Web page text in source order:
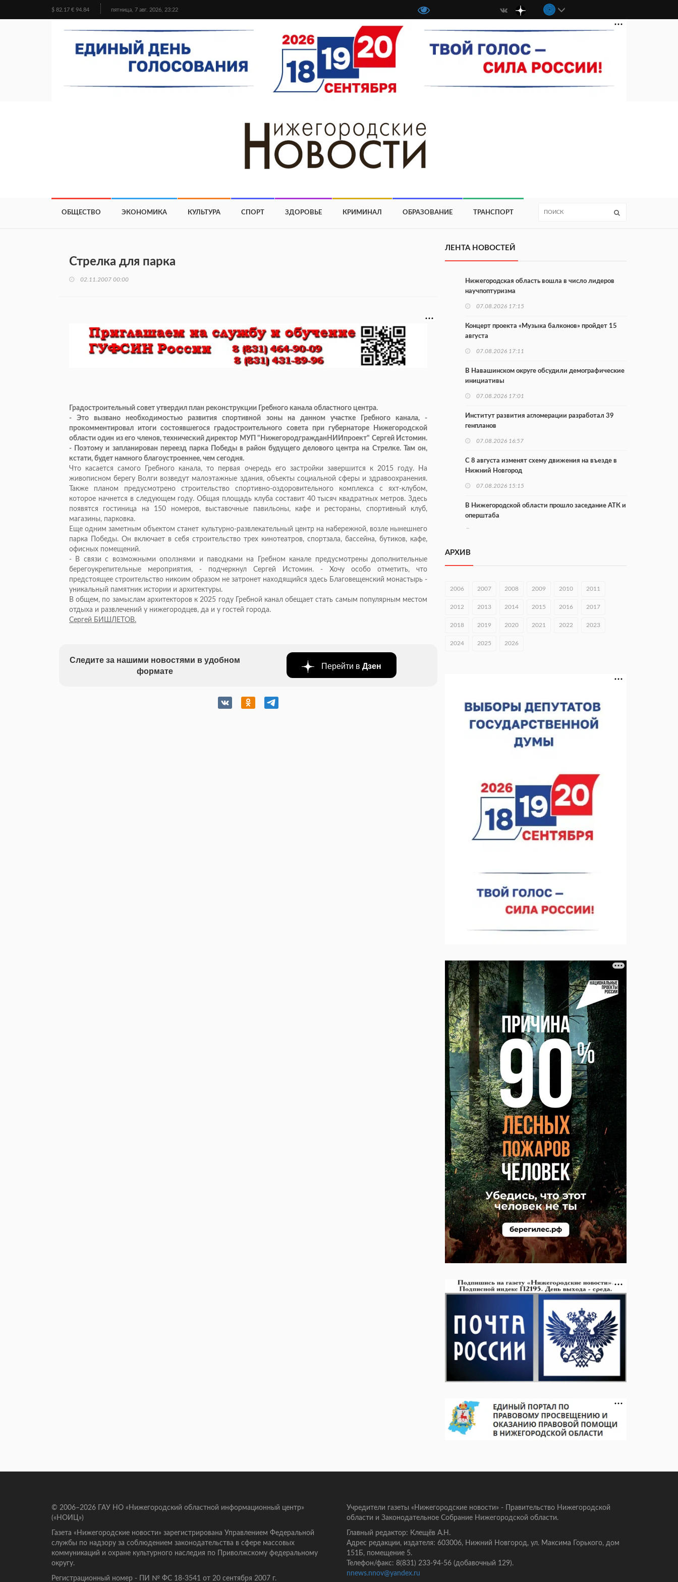
$ 82.17 € 94.84 пятница, 7 авг. 2026, 23:22
ОБЩЕСТВО ЭКОНОМИКА КУЛЬТУРА СПОРТ ЗДОРОВЬЕ КРИМИНАЛ ОБРАЗОВАНИЕ ТРАНСПОРТ
Стрелка для парка
02.11.2007 00:00
Градостроительный совет утвердил план реконструкции Гребного канала областного центра.
- Это вызвано необходимостью развития спортивной зоны на данном участке Гребного канала, -
прокомментировал итоги состоявшегося градостроительного совета при губернаторе Нижегородской
области один из его членов, технический директор МУП "НижегородгражданНИИпроект" Сергей Истомин.
- Поэтому и запланирован переезд парка Победы в район будущего делового центра на Стрелке. Там он,
кстати, будет намного благоустроеннее, чем сегодня.
Что касается самого Гребного канала, то первая очередь его застройки завершится к 2015 году. На
живописном берегу Волги возведут малоэтажные здания, объекты социальной сферы и здравоохранения.
Также планом предусмотрено строительство спортивно-оздоровительного комплекса с яхт-клубом,
которое начнется в следующем году. Общая площадь клуба составит 40 тысяч квадратных метров. Здесь
появятся гостиница на 150 номеров, выставочные павильоны, кафе и рестораны, спортивный клуб,
магазины, парковка.
Еще одним заметным объектом станет культурно-развлекательный центр на набережной, возле нынешнего
парка Победы. Он включает в себя строительство трех кинотеатров, спортзала, бассейна, бутиков, кафе,
офисных помещений.
- В связи с возможными оползнями и паводками на Гребном канале предусмотрены дополнительные
берегоукрепительные мероприятия, - подчеркнул Сергей Истомин. - Хочу особо отметить, что
предстоящее строительство никоим образом не затронет находящийся здесь Благовещенский монастырь -
уникальный памятник истории и архитектуры.
В общем, по замыслам архитекторов к 2025 году Гребной канал обещает стать самым популярным местом
отдыха и развлечений у нижегородцев, да и у гостей города.
Сергей БИШЛЕТОВ.
Следите за нашими новостями в удобном
формате
Перейти в Дзен
ЛЕНТА НОВОСТЕЙ
Нижегородская область вошла в число лидеров
научпоптуризма
07.08.2026 17:15
Концерт проекта «Музыка балконов» пройдет 15
августа
07.08.2026 17:11
В Навашинском округе обсудили демографические
инициативы
07.08.2026 17:01
Институт развития агломерации разработал 39
генпланов
07.08.2026 16:57
С 8 августа изменят схему движения на въезде в
Нижний Новгород
07.08.2026 15:15
В Нижегородской области прошло заседание АТК и
оперштаба
В Чкаловске спустили на воду «Метеор-120Р»
07.08.2026 14:01
В Нижегородской области выбрали лучшего
07.08.2026 13:48
строителя
В Нижнем Новгороде прошло совещание
Росгвардии
07.08.2026 12:04
Кратковременные перерывы вещания
телерадиопрограмм ожидаются в Нижнем
Новгороде до 16 августа в связи с покраской
телебашни
07.08.2026 11:20
АРХИВ
2006 2007 2008 2009 2010 2011
2012 2013 2014 2015 2016 2017
2018 2019 2020 2021 2022 2023
2024 2025 2026
© 2006–2026 ГАУ НО «Нижегородский областной информационный центр»
(«НОИЦ»)
Газета «Нижегородские новости» зарегистрирована Управлением Федеральной
службы по надзору за соблюдением законодательства в сфере массовых
коммуникаций и охране культурного наследия по Приволжскому федеральному
округу.
Регистрационный номер - ПИ № ФС 18-3541 от 20 сентября 2007 г.
Учредители газеты «Нижегородские новости» - Правительство Нижегородской
области и Законодательное Собрание Нижегородской области.
Главный редактор: Клещёв А.Н.
Адрес редакции, издателя: 603006, Нижний Новгород, ул. Максима Горького, дом
151Б, помещение 5.
Телефон/факс: 8(831) 233-94-56 (добавочный 129).
nnews.nnov@yandex.ru